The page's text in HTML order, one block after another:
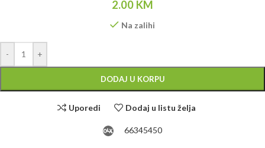
2.00 KM
Na zalihi
- +
DODAJ U KORPU
Uporedi Dodaj u listu želja
66345450